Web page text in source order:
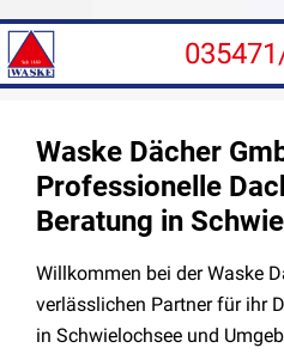
Waske Dächer
Professionelle
Beratung in
Willkommen bei der Waske
verlässlichen Partner für ihr
in Schwielochsee und